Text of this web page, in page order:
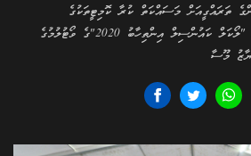
ތަރައްގީއަށް މަސައްކަތް ކުރާ ކޮމިޓީތަކުގެ
މެމްބަރުންގެ އިންތިހާބު ކުރާ "ލޯކަލް ކައުންސިލް އިންތިހާބު 2020"ގެ ވޯޓުލުމުގެ
މޫސާ